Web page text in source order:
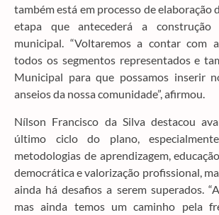
também está em processo de elaboração
etapa que antecederá a
municipal. “Voltaremos a contar com
todos os segmentos representados e
Municipal para que possamos inserir
anseios da nossa comunidade”, afirmou.
Nílson Francisco da Silva destacou
último ciclo do plano,
metodologias de aprendizagem,
democrática e valorização profissional,
ainda há desafios a serem superados.
mas ainda temos um caminho pela